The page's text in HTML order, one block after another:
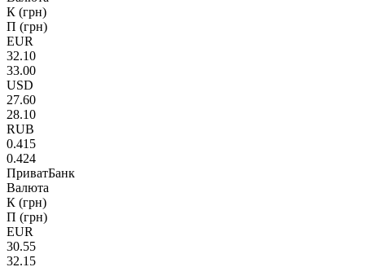
К (грн)
П (грн)
EUR
32.10
33.00
USD
27.60
28.10
RUB
0.415
0.424
ПриватБанк
Валюта
К (грн)
П (грн)
EUR
30.55
32.15